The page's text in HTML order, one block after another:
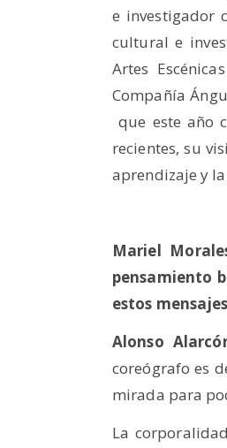
e investigador
cultural e
Artes
Compañía
que este año
recientes, su
aprendizaje y
Mariel
pensamiento
estos
Alonso
coreógrafo es
mirada para
La